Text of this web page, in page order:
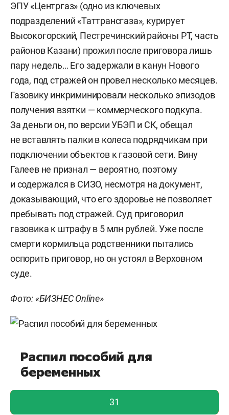
ЭПУ «Центргаз» (одно из ключевых
подразделений «Таттрансгаза», курирует
Высокогорский, Пестречинский районы РТ, часть
районов Казани) прожил после приговора лишь
пару недель… Его задержали в канун Нового
года, под стражей он провел несколько месяцев.
Газовику инкриминировали несколько эпизодов
получения взятки — коммерческого подкупа.
За деньги он, по версии УБЭП и СК, обещал
не вставлять палки в колеса подрядчикам при
подключении объектов к газовой сети. Вину
Галеев не признал — вероятно, поэтому
и содержался в СИЗО, несмотря на документ,
доказывающий, что его здоровье не позволяет
пребывать под стражей. Суд приговорил
газовика к штрафу в 5 млн рублей. Уже после
смерти кормильца родственники пытались
оспорить приговор, но он устоял в Верховном
суде.
Фото: «БИЗНЕС Online»
Распил пособий для
беременных
голос учтен!
31